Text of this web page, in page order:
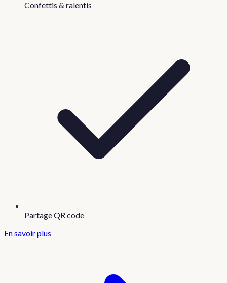
Confettis & ralentis
Partage QR code
En savoir plus